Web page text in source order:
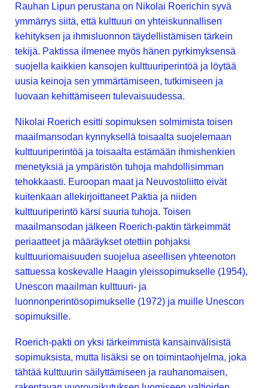
Rauhan Lipun perustana on Nikolai Roerichin syvä
ymmärrys siitä, että kulttuuri on yhteiskunnallisen
kehityksen ja ihmisluonnon täydellistämisen tärkein
tekijä. Paktissa ilmenee myös hänen pyrkimyksensä
suojella kaikkien kansojen kulttuuriperintöä ja löytää
uusia keinoja sen ymmärtämiseen, tutkimiseen ja
luovaan kehittämiseen tulevaisuudessa.
Nikolai Roerich esitti sopimuksen solmimista toisen
maailmansodan kynnyksellä toisaalta suojelemaan
kulttuuriperintöä ja toisaalta estämään ihmishenkien
menetyksiä ja ympäristön tuhoja mahdollisimman
tehokkaasti. Euroopan maat ja Neuvostoliitto eivät
kuitenkaan allekirjoittaneet Paktia ja niiden
kulttuuriperintö kärsi suuria tuhoja. Toisen
maailmansodan jälkeen Roerich-paktin tärkeimmät
periaatteet ja määräykset otettiin pohjaksi
kulttuuriomaisuuden suojelua aseellisen yhteenoton
sattuessa koskevalle Haagin yleissopimukselle (1954),
Unescon maailman kulttuuri- ja
luonnonperintösopimukselle (1972) ja muille Unescon
sopimuksille.
Roerich-pakti on yksi tärkeimmistä kansainvälisistä
sopimuksista, mutta lisäksi se on toimintaohjelma, joka
tähtää kulttuurin säilyttämiseen ja rauhanomaisen,